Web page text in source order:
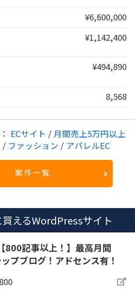
¥6,600,000
¥1,142,400
¥494,890
8,568
ECサイト / 月間売上5万円以上
/ ファッション / アパレルEC
案件一覧
えるWordPressサイト
800記事以上！】最高月間
プブログ！アドセンス有！